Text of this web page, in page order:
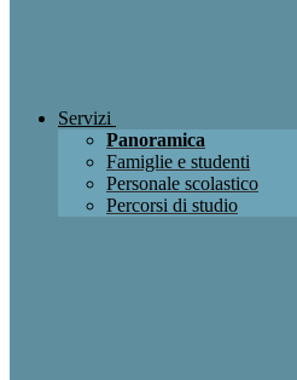
Servizi
Panoramica
Famiglie e studenti
Personale scolastico
Percorsi di studio